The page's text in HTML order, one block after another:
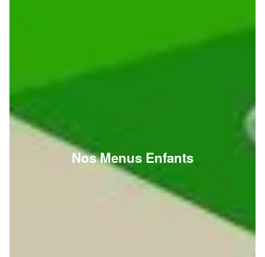
Nos Menus Enfants